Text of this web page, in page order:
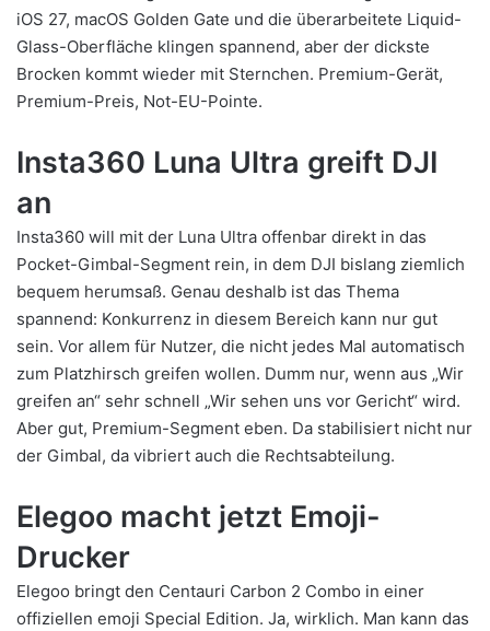
iOS 27, macOS Golden Gate und die überarbeitete Liquid-
Glass-Oberfläche klingen spannend, aber der dickste
Brocken kommt wieder mit Sternchen. Premium-Gerät,
Premium-Preis, Not-EU-Pointe.
Insta360 Luna Ultra greift DJI
an
Insta360 will mit der Luna Ultra offenbar direkt in das
Pocket-Gimbal-Segment rein, in dem DJI bislang ziemlich
bequem herumsaß. Genau deshalb ist das Thema
spannend: Konkurrenz in diesem Bereich kann nur gut
sein. Vor allem für Nutzer, die nicht jedes Mal automatisch
zum Platzhirsch greifen wollen. Dumm nur, wenn aus „Wir
greifen an“ sehr schnell „Wir sehen uns vor Gericht“ wird.
Aber gut, Premium-Segment eben. Da stabilisiert nicht nur
der Gimbal, da vibriert auch die Rechtsabteilung.
Elegoo macht jetzt Emoji-
Drucker
Elegoo bringt den Centauri Carbon 2 Combo in einer
offiziellen emoji Special Edition. Ja, wirklich. Man kann das